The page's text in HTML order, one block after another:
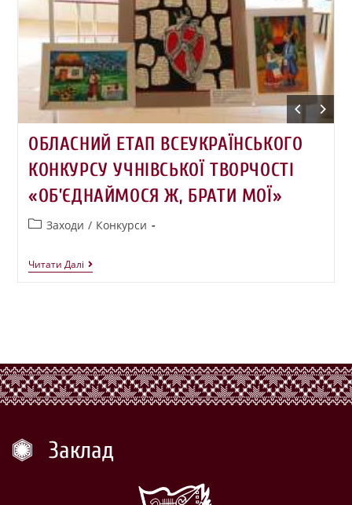
ОБЛАСНИЙ ЕТАП ВСЕУКРАЇНСЬКОГО
КОНКУРСУ УЧНІВСЬКОЇ ТВОРЧОСТІ
«ОБ’ЄДНАЙМОСЯ Ж, БРАТИ МОЇ»
Заходи / Конкурси
Читати Далі
Заклад